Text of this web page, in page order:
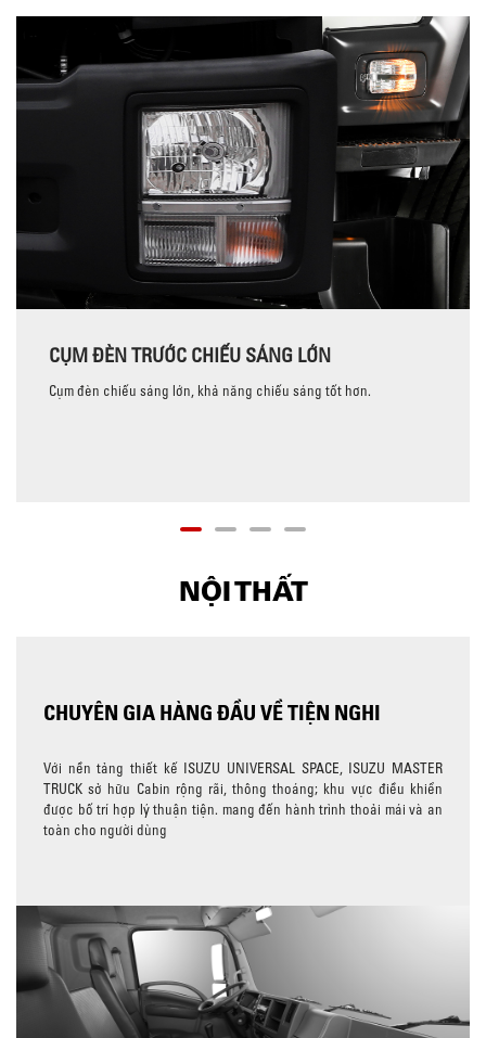
CỤM ĐÈN TRƯỚC CHIẾU SÁNG LỚN
Cụm đèn chiếu sáng lớn, khả năng chiếu sáng tốt hơn.
NỘI THẤT
CHUYÊN GIA HÀNG ĐẦU VỀ TIỆN NGHI
Với nền tảng thiết kế ISUZU UNIVERSAL SPACE, ISUZU MASTER
TRUCK sở hữu Cabin rộng rãi, thông thoáng; khu vực điều khiển
được bố trí hợp lý thuận tiện. mang đến hành trình thoải mái và an
toàn cho người dùng